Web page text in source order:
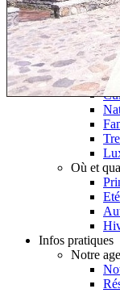
Circuits
Ambiance
Où et
Eté
Infos pratiques
Notre